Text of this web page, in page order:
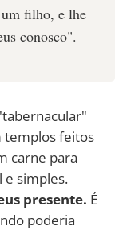
filho, e lhe
conosco".
templos feitos
carne para
e simples.
presente. É
poderia